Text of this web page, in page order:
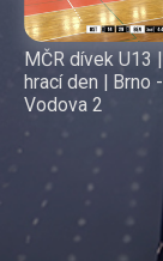
MČR dívek U13
hrací den | Brno
Vodova 2